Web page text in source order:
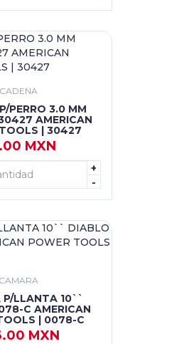
CADENA
PERRO 3.0 MM
AMERICAN
| 30427
MXN
+
-
CAMARA
P/LLANTA 10``
C AMERICAN
| 0078-C
MXN